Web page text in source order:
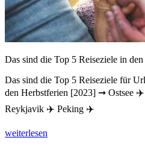
Das sind die Top 5 Reiseziele in
Das sind die Top 5 Reiseziele für
den Herbstferien [2023] ➞ Ostsee
Reykjavik ✈️ Peking ✈️
weiterlesen